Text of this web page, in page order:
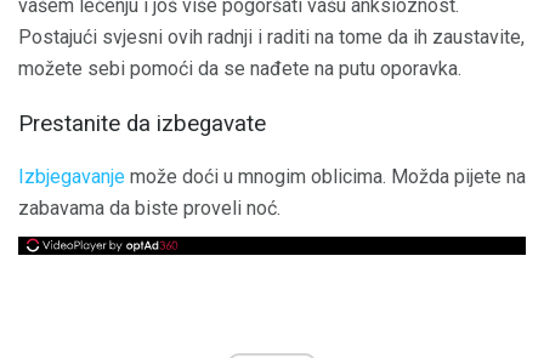
vašem lečenju i još više pogoršati vašu anksioznost.
Postajući svjesni ovih radnji i raditi na tome da ih zaustavite,
možete sebi pomoći da se nađete na putu oporavka.
Prestanite da izbegavate
Izbjegavanje može doći u mnogim oblicima. Možda pijete na
zabavama da biste proveli noć.